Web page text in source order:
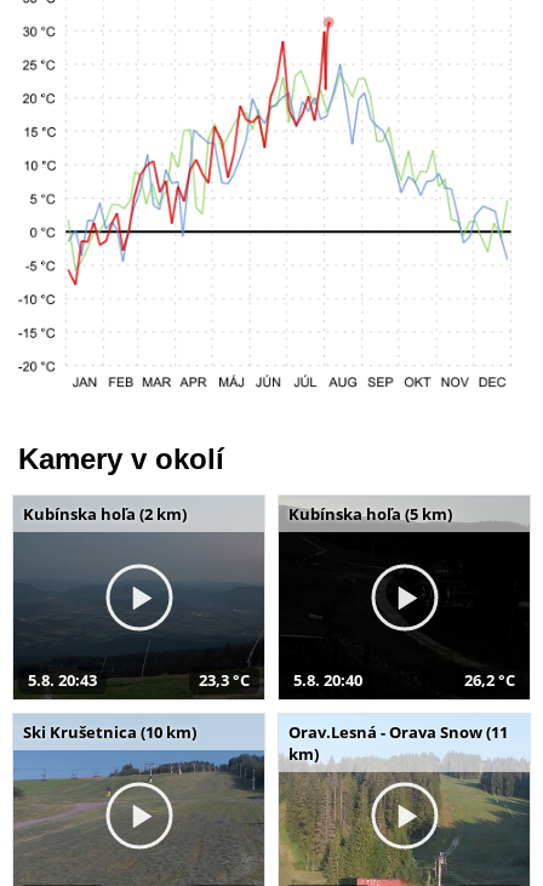
Kamery v okolí
Kubínska hoľa (2 km)
5.8. 20:43 23,3 °C
Kubínska hoľa (5 km)
5.8. 20:40 26,2 °C
Ski Krušetnica (10 km)
Orav.Lesná - Orava Snow (11
km)